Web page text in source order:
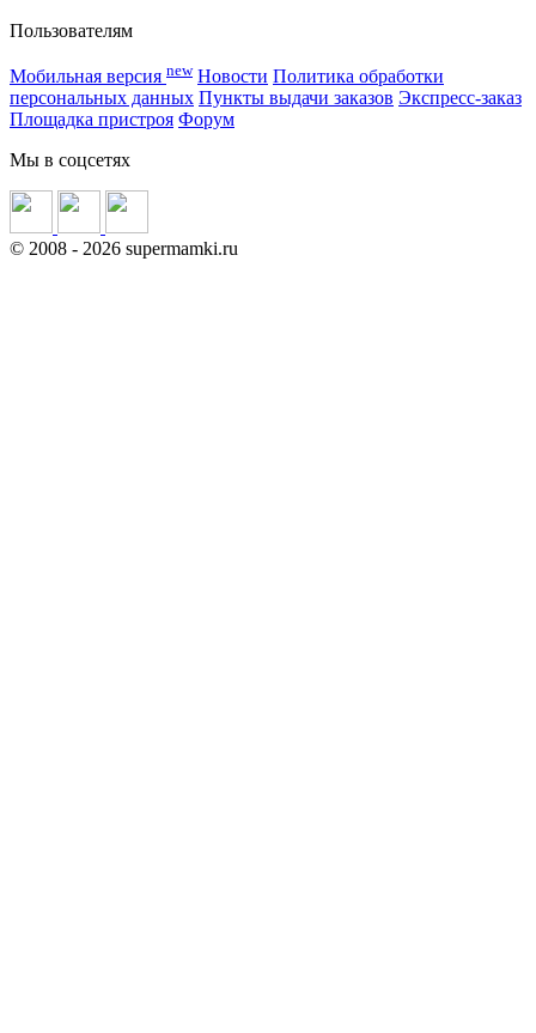
Пользователям
Мобильная версия new Новости Политика обработки
персональных данных Пункты выдачи заказов Экспресс-заказ
Площадка пристроя Форум
Мы в соцсетях
© 2008 - 2026 supermamki.ru